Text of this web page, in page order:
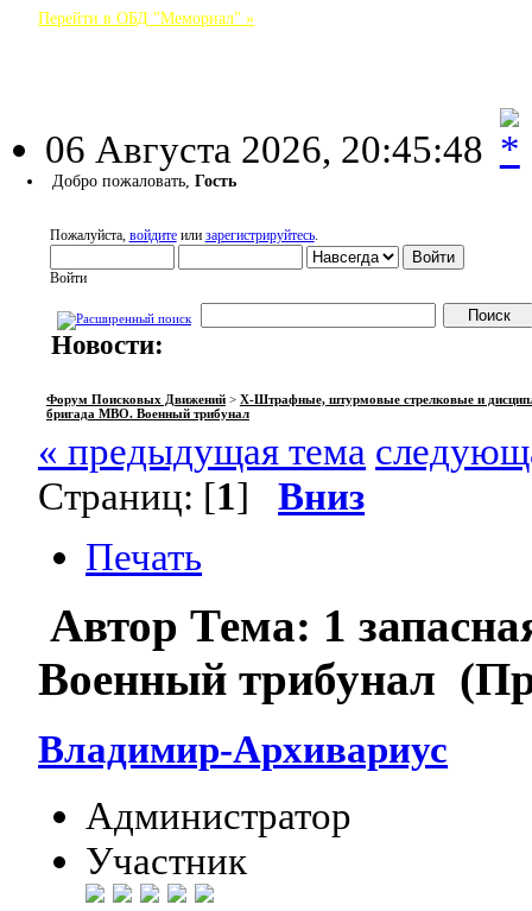
Перейти в ОБД "Мемориал" »
06 Августа 2026, 20:45:48
Добро пожаловать,Гость
Пожалуйста, войдитеили зарегистрируйтесь.
Войти
Новости:
Форум Поисковых Движений> X-Штрафные, штурмовые стрелковые и
бригада МВО. Военный трибунал
« предыдущая тема
Страниц: [1]Вниз
Печать
Автор Тема: 1
Военный трибунал
Владимир-Архивариус
Администратор
Участник